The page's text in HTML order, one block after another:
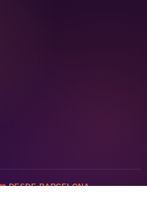
DESDE BARCELONA